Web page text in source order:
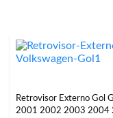
Retrovisor Externo Gol
2001 2002 2003 2004